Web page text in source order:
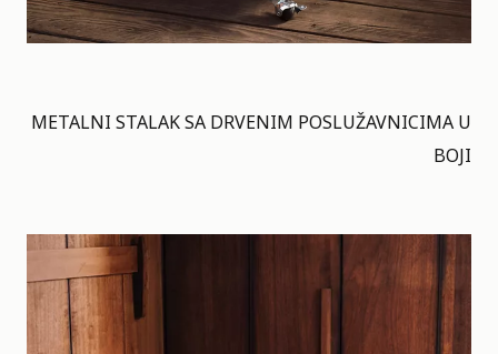
METALNI STALAK SA DRVENIM POSLUŽAVNICIMA U
BOJI